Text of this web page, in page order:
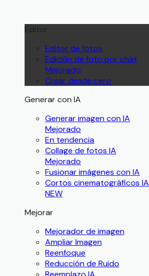
Editor
Editor de fotos
Edición de foto por chat
Mejorado
Crear desde cero
Generar con IA
Generar imagen con IA
Mejorado
En tendencia
Collage de fotos IA
Mejorado
Fusionar imágenes con IA
Cortos cinematográficos IA
NEW
Mejorar
Mejorador de imagen
Ampliar Imagen
Reenfoque
Reducción de Ruido